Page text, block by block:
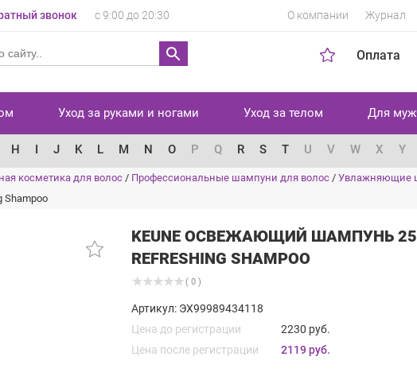
звонок с 9:00 до 20:30 О компании Журнал
Оплата
Уход за руками и ногами Уход за телом Для
H I J K L M N O P Q R S T U V W X Y
косметика для волос / Профессиональные шампуни для волос / Увлажняющие
KEUNE ОСВЕЖАЮЩИЙ ШАМПУНЬ
REFRESHING SHAMPOO
( 0 )
Артикул: ЭХ99989434118
Цена до регистрации
2230 руб.
Цена после регистрации
2119 руб.